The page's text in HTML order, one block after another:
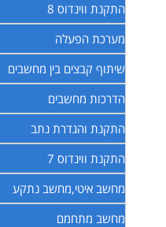
התקנת ווינדוס 8
מערכת הפעלה
שיתוף קבצים בין מחשבים
הדרכות מחשבים
התקנת והגדרת נתב
התקנת ווינדוס 7
מחשב איטי,מחשב נתקע
מחשב מתחמם